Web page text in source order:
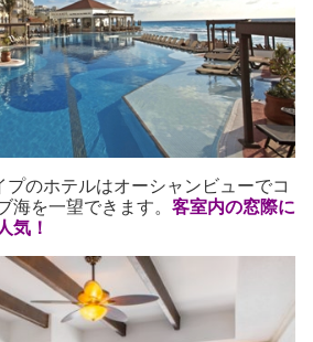
のホテルはオーシャンビューでコ
海を一望できます。 客室内の窓際に
気！